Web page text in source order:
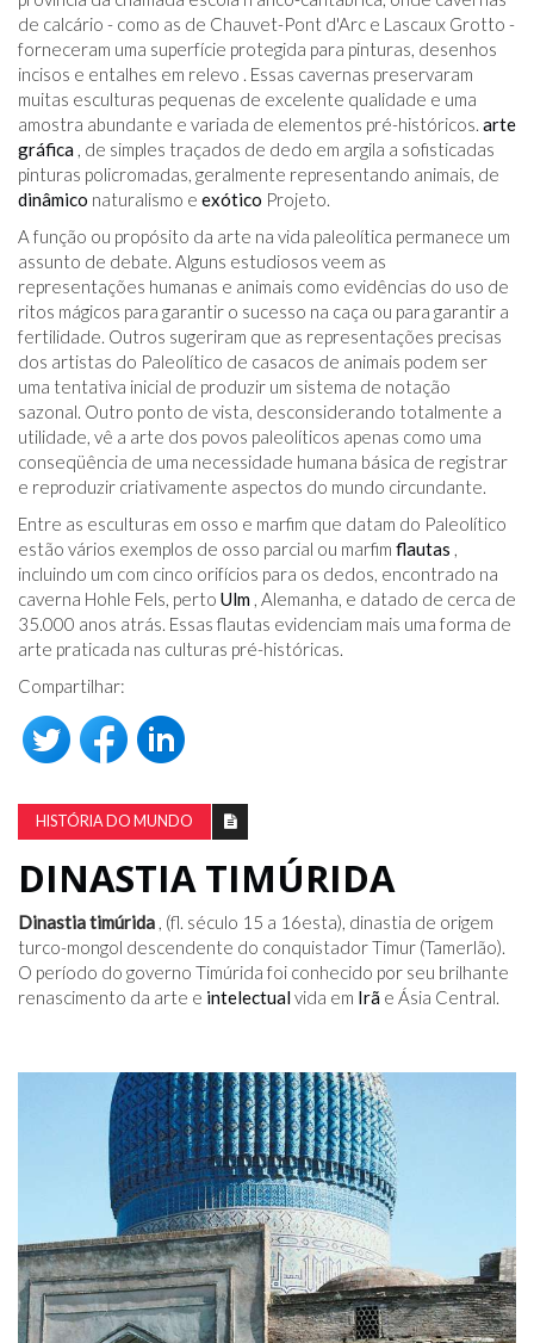
de calcário - como as de Chauvet-Pont d'Arc e Lascaux Grotto -
forneceram uma superfície protegida para pinturas, desenhos
incisos e entalhes em relevo . Essas cavernas preservaram
muitas esculturas pequenas de excelente qualidade e uma
amostra abundante e variada de elementos pré-históricos. arte
gráfica , de simples traçados de dedo em argila a sofisticadas
pinturas policromadas, geralmente representando animais, de
dinâmico naturalismo e exótico Projeto.
A função ou propósito da arte na vida paleolítica permanece um
assunto de debate. Alguns estudiosos veem as
representações humanas e animais como evidências do uso de
ritos mágicos para garantir o sucesso na caça ou para garantir a
fertilidade. Outros sugeriram que as representações precisas
dos artistas do Paleolítico de casacos de animais podem ser
uma tentativa inicial de produzir um sistema de notação
sazonal. Outro ponto de vista, desconsiderando totalmente a
utilidade, vê a arte dos povos paleolíticos apenas como uma
conseqüência de uma necessidade humana básica de registrar
e reproduzir criativamente aspectos do mundo circundante.
Entre as esculturas em osso e marfim que datam do Paleolítico
estão vários exemplos de osso parcial ou marfim flautas ,
incluindo um com cinco orifícios para os dedos, encontrado na
caverna Hohle Fels, perto Ulm , Alemanha, e datado de cerca de
35.000 anos atrás. Essas flautas evidenciam mais uma forma de
arte praticada nas culturas pré-históricas.
Compartilhar:
HISTÓRIA DO MUNDO
DINASTIA TIMÚRIDA
Dinastia timúrida , (fl. século 15 a 16esta), dinastia de origem
turco-mongol descendente do conquistador Timur (Tamerlão).
O período do governo Timúrida foi conhecido por seu brilhante
renascimento da arte e intelectualvida em Irã e Ásia Central.